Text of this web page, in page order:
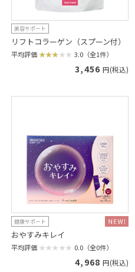
美容サポート
リフトコラーゲン（スプーン付）
平均評価 3.0（全1件）
3,456 円(税込)
健康サポート
おやすみキレイ
平均評価 0.0（全0件）
4,968 円(税込)